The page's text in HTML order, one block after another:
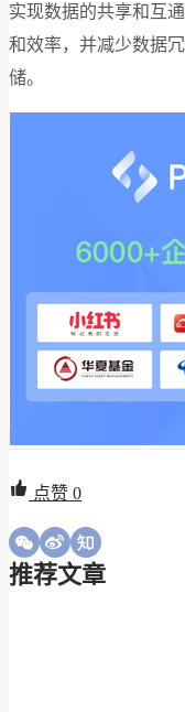
实现数据的共享和互
和效率，并减少数据
储。
点赞 0
推荐文章